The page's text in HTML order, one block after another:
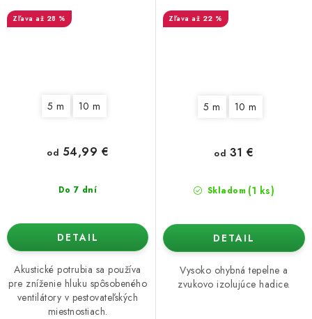
až 28 %
5 m 10 m
Do 7 dní
od 54,99 €
DETAIL
Akustické potrubia sa používa
pre zníženie hluku spôsobeného
ventilátory v pestovateľských
miestnostiach.
až 22 %
5 m 10 m
Skladom (1 ks)
od 31 €
DETAIL
Vysoko ohybná tepelne a
zvukovo izolujúce hadice.